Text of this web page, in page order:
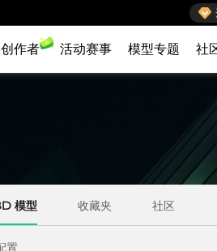

创作者 活动赛事 模型专题 社